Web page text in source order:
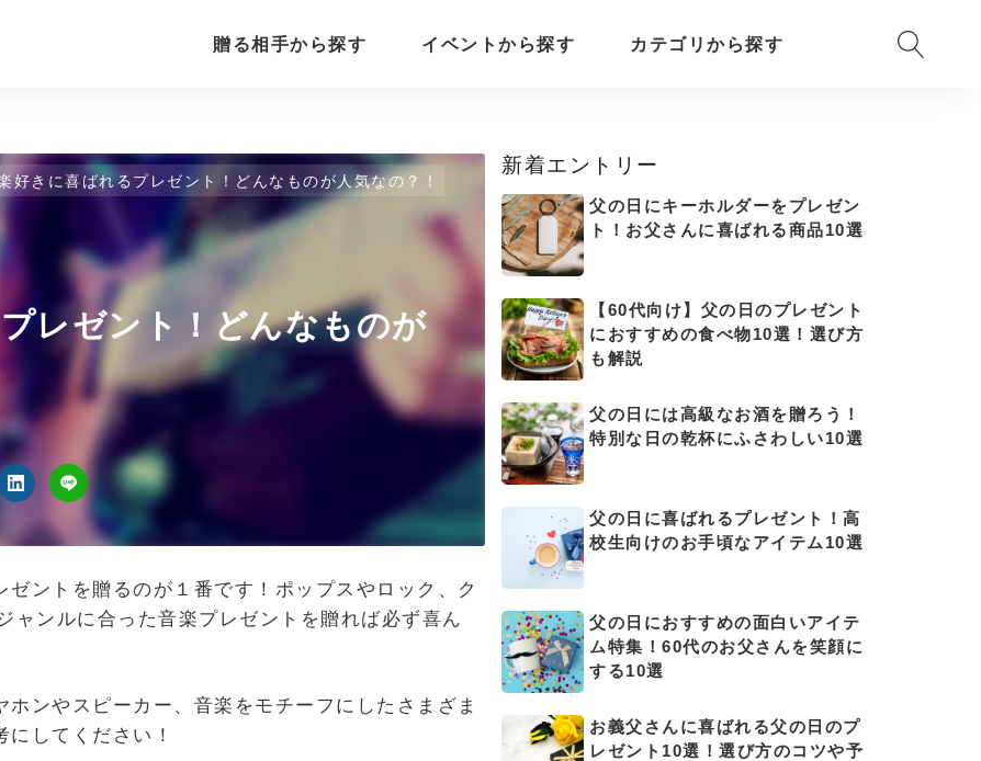
贈る相手から探す イベントから探す カテゴリから探す
好きに喜ばれるプレゼント！どんなものが人気なの？！
レゼント！どんなものが
ントを贈るのが１番です！ポップスやロック、ク
ャンルに合った音楽プレゼントを贈れば必ず喜ん
ンやスピーカー、音楽をモチーフにしたさまざま
してください！
新着エントリー
父の日にキーホルダーをプレゼン
ト！お父さんに喜ばれる商品10選
【60代向け】父の日のプレゼント
におすすめの食べ物10選！選び方
も解説
父の日には高級なお酒を贈ろう！
特別な日の乾杯にふさわしい10選
父の日に喜ばれるプレゼント！高
校生向けのお手頃なアイテム10選
父の日におすすめの面白いアイテ
ム特集！60代のお父さんを笑顔に
する10選
お義父さんに喜ばれる父の日のプ
レゼント10選！選び方のコツや予